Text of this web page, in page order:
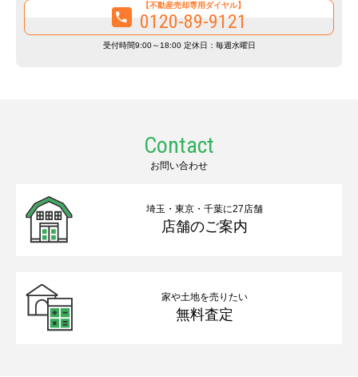
【不動産売却専用ダイヤル】
0120-89-9121
受付時間9:00～18:00 定休日：毎週水曜日
Contact
お問い合わせ
埼玉・東京・千葉に27店舗
店舗のご案内
家や土地を売りたい
無料査定